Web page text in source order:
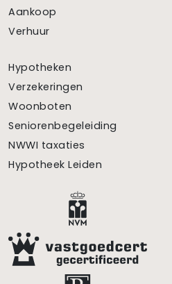
Aankoop
Verhuur
Hypotheken
Verzekeringen
Woonboten
Seniorenbegeleiding
NWWI taxaties
Hypotheek Leiden